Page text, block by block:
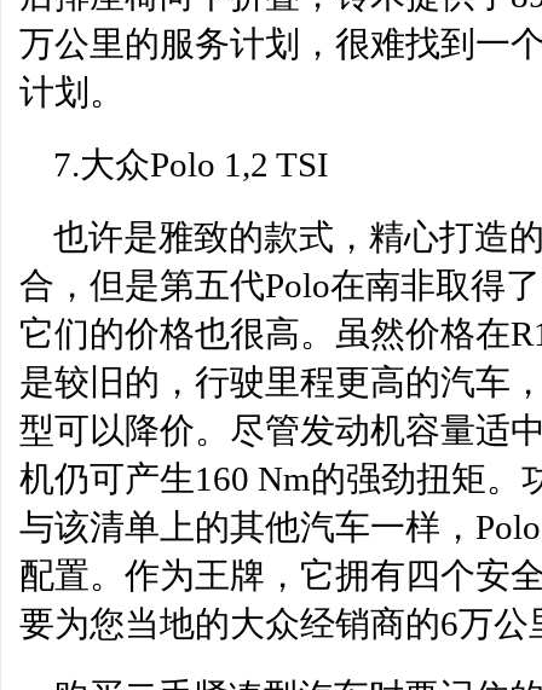
万公里的服务计划，很难找到一
计划。
7.大众Polo 1,2 TSI
也许是雅致的款式，精心打造
合，但是第五代Polo在南非取得
它们的价格也很高。虽然价格在
是较旧的，行驶里程更高的汽车
型可以降价。尽管发动机容量适
机仍可产生160 Nm的强劲扭矩。
与该清单上的其他汽车一样，
配置。作为王牌，它拥有四个安
要为您当地的大众经销商的6万